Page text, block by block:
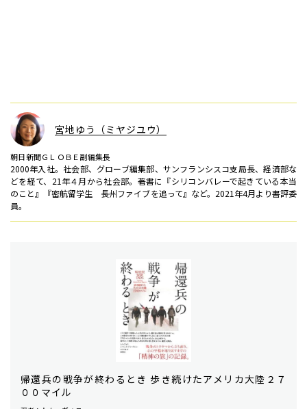
宮地ゆう（ミヤジユウ）
朝日新聞ＧＬＯＢＥ副編集長
2000年入社。社会部、グローブ編集部、サンフランシスコ支局長、経済部な
どを経て、21年４月から社会部。著書に『シリコンバレーで起きている本当
のこと』『密航留学生 長州ファイブを追って』など。2021年4月より書評委
員。
帰還兵の戦争が終わるとき 歩き続けたアメリカ大陸２７
００マイル